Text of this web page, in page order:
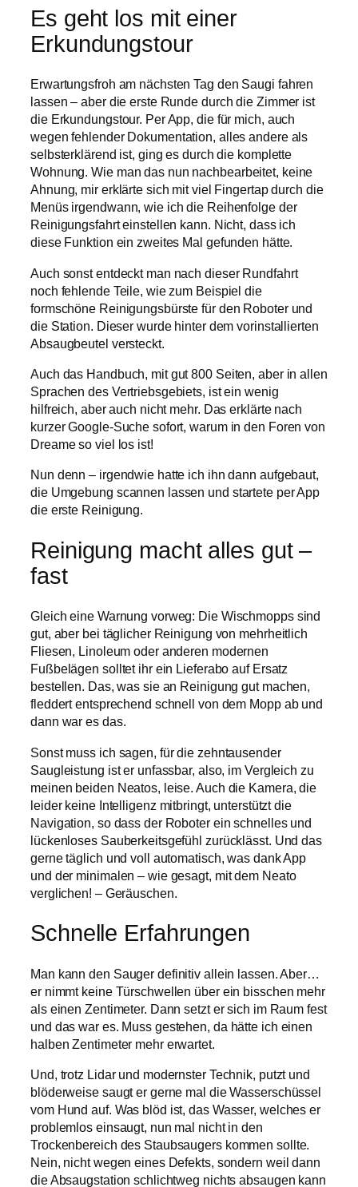
Es geht los mit einer
Erkundungstour
Erwartungsfroh am nächsten Tag den Saugi fahren
lassen – aber die erste Runde durch die Zimmer ist
die Erkundungstour. Per App, die für mich, auch
wegen fehlender Dokumentation, alles andere als
selbsterklärend ist, ging es durch die komplette
Wohnung. Wie man das nun nachbearbeitet, keine
Ahnung, mir erklärte sich mit viel Fingertap durch die
Menüs irgendwann, wie ich die Reihenfolge der
Reinigungsfahrt einstellen kann. Nicht, dass ich
diese Funktion ein zweites Mal gefunden hätte.
Auch sonst entdeckt man nach dieser Rundfahrt
noch fehlende Teile, wie zum Beispiel die
formschöne Reinigungsbürste für den Roboter und
die Station. Dieser wurde hinter dem vorinstallierten
Absaugbeutel versteckt.
Auch das Handbuch, mit gut 800 Seiten, aber in allen
Sprachen des Vertriebsgebiets, ist ein wenig
hilfreich, aber auch nicht mehr. Das erklärte nach
kurzer Google-Suche sofort, warum in den Foren von
Dreame so viel los ist!
Nun denn – irgendwie hatte ich ihn dann aufgebaut,
die Umgebung scannen lassen und startete per App
die erste Reinigung.
Reinigung macht alles gut –
fast
Gleich eine Warnung vorweg: Die Wischmopps sind
gut, aber bei täglicher Reinigung von mehrheitlich
Fliesen, Linoleum oder anderen modernen
Fußbelägen solltet ihr ein Lieferabo auf Ersatz
bestellen. Das, was sie an Reinigung gut machen,
fleddert entsprechend schnell von dem Mopp ab und
dann war es das.
Sonst muss ich sagen, für die zehntausender
Saugleistung ist er unfassbar, also, im Vergleich zu
meinen beiden Neatos, leise. Auch die Kamera, die
leider keine Intelligenz mitbringt, unterstützt die
Navigation, so dass der Roboter ein schnelles und
lückenloses Sauberkeitsgefühl zurücklässt. Und das
gerne täglich und voll automatisch, was dank App
und der minimalen – wie gesagt, mit dem Neato
verglichen! – Geräuschen.
Schnelle Erfahrungen
Man kann den Sauger definitiv allein lassen. Aber…
er nimmt keine Türschwellen über ein bisschen mehr
als einen Zentimeter. Dann setzt er sich im Raum fest
und das war es. Muss gestehen, da hätte ich einen
halben Zentimeter mehr erwartet.
Und, trotz Lidar und modernster Technik, putzt und
blöderweise saugt er gerne mal die Wasserschüssel
vom Hund auf. Was blöd ist, das Wasser, welches er
problemlos einsaugt, nun mal nicht in den
Trockenbereich des Staubsaugers kommen sollte.
Nein, nicht wegen eines Defekts, sondern weil dann
die Absaugstation schlichtweg nichts absaugen kann